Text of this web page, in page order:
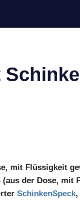
mit Flüssigkeit
(aus der Dose, mit
SchinkenSpeck,